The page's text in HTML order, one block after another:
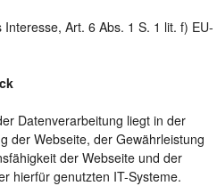
Interesse, Art. 6 Abs. 1 S. 1 lit. f) EU-
Datenverarbeitung liegt in der
der Webseite, der Gewährleistung
der Webseite und der
hierfür genutzten IT-Systeme.